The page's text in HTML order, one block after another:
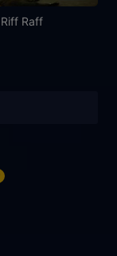
Riff Raff